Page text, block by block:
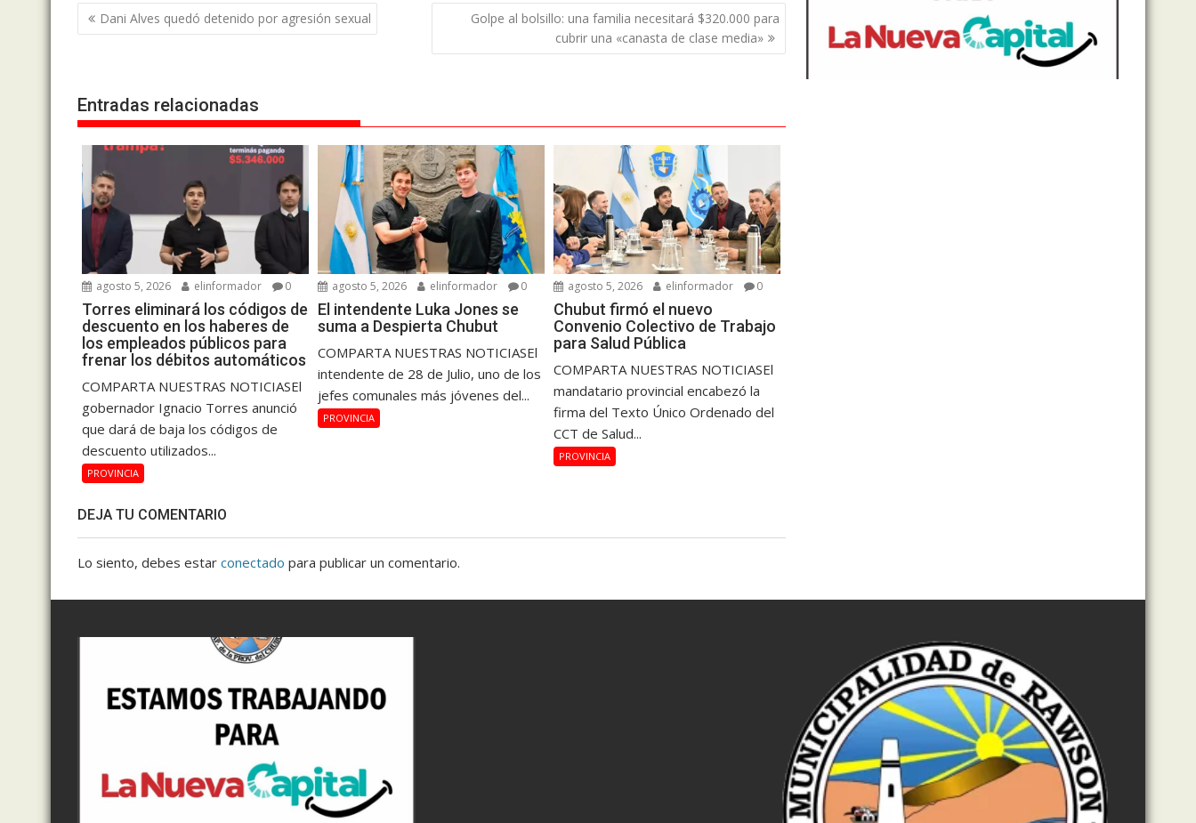
Navegación
de
Dani Alves quedó detenido por agresión sexual
Golpe al bolsillo: una familia necesitará $320.000 para
cubrir una «canasta de clase media»
Entradas relacionadas
agosto 5, 2026 elinformador 0
Torres eliminará los códigos de
descuento en los haberes de
los empleados públicos para
frenar los débitos automáticos
COMPARTA NUESTRAS NOTICIASEl
gobernador Ignacio Torres anunció
que dará de baja los códigos de
descuento utilizados...
PROVINCIA
agosto 5, 2026 elinformador 0
El intendente Luka Jones se
suma a Despierta Chubut
COMPARTA NUESTRAS NOTICIASEl
intendente de 28 de Julio, uno de los
jefes comunales más jóvenes del...
PROVINCIA
agosto 5, 2026 elinformador 0
Chubut firmó el nuevo
Convenio Colectivo de Trabajo
para Salud Pública
COMPARTA NUESTRAS NOTICIASEl
mandatario provincial encabezó la
firma del Texto Único Ordenado del
CCT de Salud...
PROVINCIA
DEJA TU COMENTARIO
Lo siento, debes estar conectado para publicar un comentario.